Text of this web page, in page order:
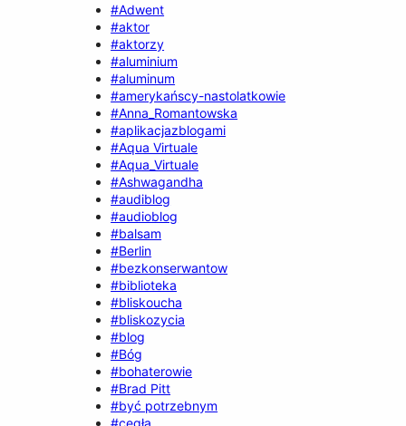
#Adwent
#aktor
#aktorzy
#aluminium
#aluminum
#amerykańscy-nastolatkowie
#Anna_Romantowska
#aplikacjazblogami
#Aqua Virtuale
#Aqua_Virtuale
#Ashwagandha
#audiblog
#audioblog
#balsam
#Berlin
#bezkonserwantow
#biblioteka
#bliskoucha
#bliskozycia
#blog
#Bóg
#bohaterowie
#Brad Pitt
#być potrzebnym
#cegła